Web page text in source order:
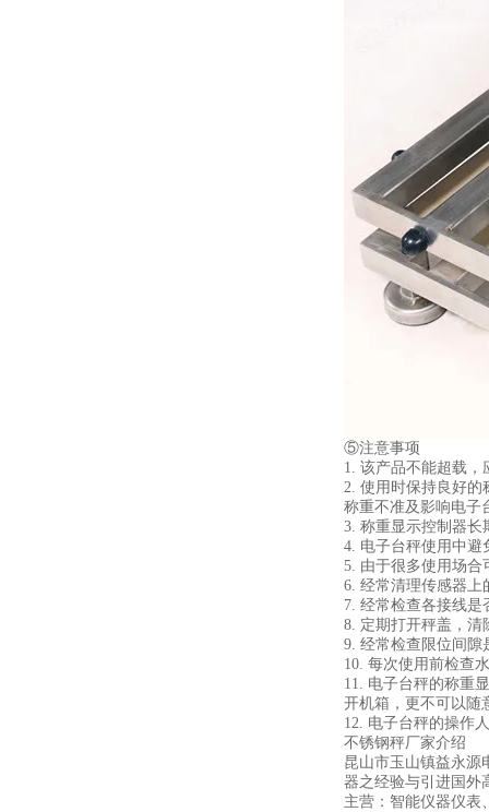
⑤注意事项
1. 该产品不能超载
2. 使用时保持良好的
称重不准及影响电子
3. 称重显示控制器长
4. 电子台秤使用中避
5. 由于很多使用场合
6. 经常清理传感器上
7. 经常检查各接线
8. 定期打开秤盖，清
9. 经常检查限位间隙
10. 每次使用前检查
11. 电子台秤的称重
开机箱，更不可以随
12. 电子台秤的操作
不锈钢秤厂家介绍
昆山市玉山镇益永源
器之经验与引进国外
主营：智能仪器仪表